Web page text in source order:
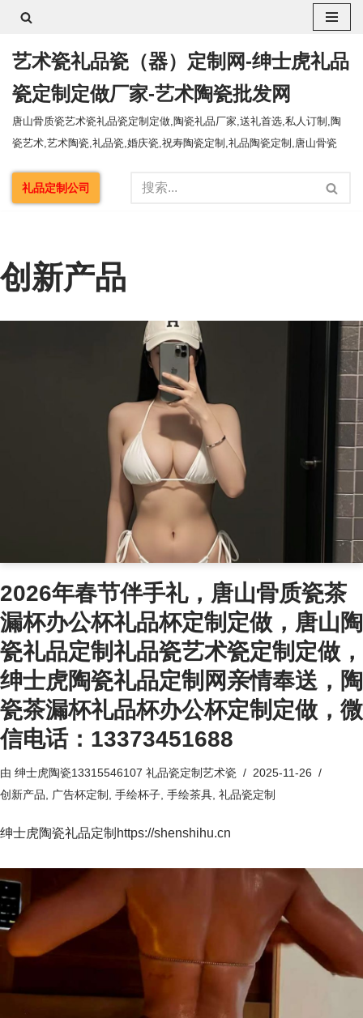
至
正
艺术瓷礼品瓷（器）定制网-绅士虎礼品
瓷定制定做厂家-艺术陶瓷批发网
唐山骨质瓷艺术瓷礼品瓷定制定做,陶瓷礼品厂家,送礼首选,私人订制,陶
瓷艺术,艺术陶瓷,礼品瓷,婚庆瓷,祝寿陶瓷定制,礼品陶瓷定制,唐山骨瓷
礼品定制公司
创新产品
2026年春节伴手礼，唐山骨质瓷茶
漏杯办公杯礼品杯定制定做，唐山陶
瓷礼品定制礼品瓷艺术瓷定制定做，
绅士虎陶瓷礼品定制网亲情奉送，陶
瓷茶漏杯礼品杯办公杯定制定做，微
信电话：13373451688
由 绅士虎陶瓷13315546107 礼品瓷定制艺术瓷
2025-11-26
创新产品
广告杯定制 手绘杯子 手绘茶具 礼品瓷定制
绅士虎陶瓷礼品定制https://shenshihu.cn